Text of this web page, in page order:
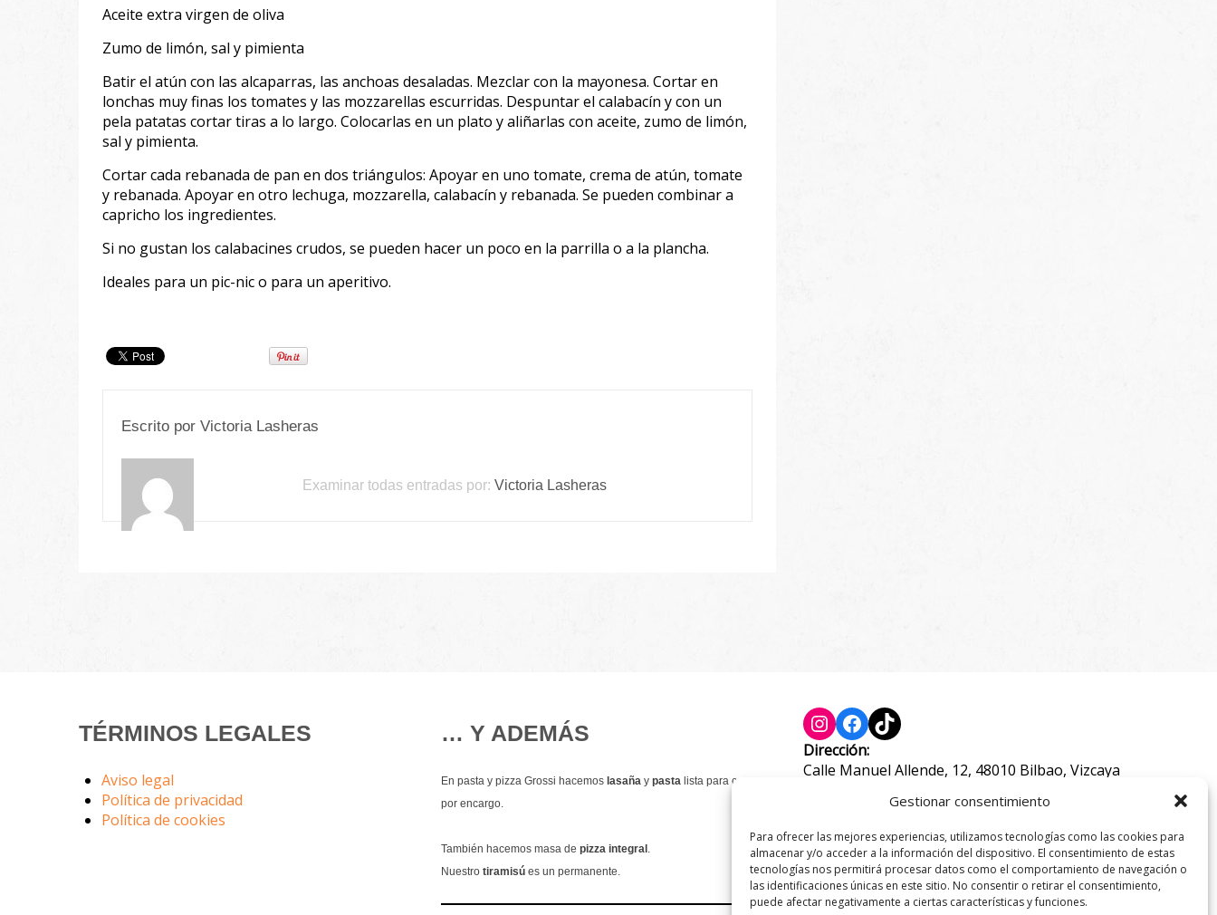
Gestionar consentimiento
Para ofrecer las mejores experiencias, utilizamos tecnologías como las cookies para
almacenar y/o acceder a la información del dispositivo. El consentimiento de estas
tecnologías nos permitirá procesar datos como el comportamiento de navegación o
las identificaciones únicas en este sitio. No consentir o retirar el consentimiento,
puede afectar negativamente a ciertas características y funciones.
Aceite extra virgen de oliva
Zumo de limón, sal y pimienta
Batir el atún con las alcaparras, las anchoas desaladas. Mezclar con la mayonesa. Cortar en
lonchas muy finas los tomates y las mozzarellas escurridas. Despuntar el calabacín y con un
pela patatas cortar tiras a lo largo. Colocarlas en un plato y aliñarlas con aceite, zumo de limón,
sal y pimienta.
Cortar cada rebanada de pan en dos triángulos: Apoyar en uno tomate, crema de atún, tomate
y rebanada. Apoyar en otro lechuga, mozzarella, calabacín y rebanada. Se pueden combinar a
capricho los ingredientes.
Si no gustan los calabacines crudos, se pueden hacer un poco en la parrilla o a la plancha.
Ideales para un pic-nic o para un aperitivo.
Escrito por Victoria Lasheras
Examinar todas entradas por: Victoria Lasheras
TÉRMINOS LEGALES
Aviso legal
Política de privacidad
Política de cookies
… Y ADEMÁS
En pasta y pizza Grossi hacemos lasaña y pasta lista para comer
por encargo.
También hacemos masa de pizza integral .
Nuestro tiramisú es un permanente.
Instagram
Facebook
TikTok
Dirección:
Calle Manuel Allende, 12, 48010 Bilbao, Vizcaya
E-mail:
info@pastaypizzagrossi.com